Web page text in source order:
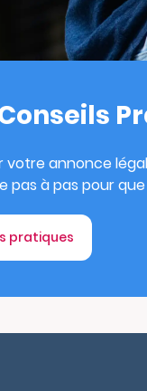
votre annonce
pas à pas pour
pratiques